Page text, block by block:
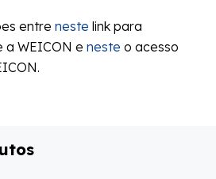
entre neste link para
a WEICON e neste o acesso